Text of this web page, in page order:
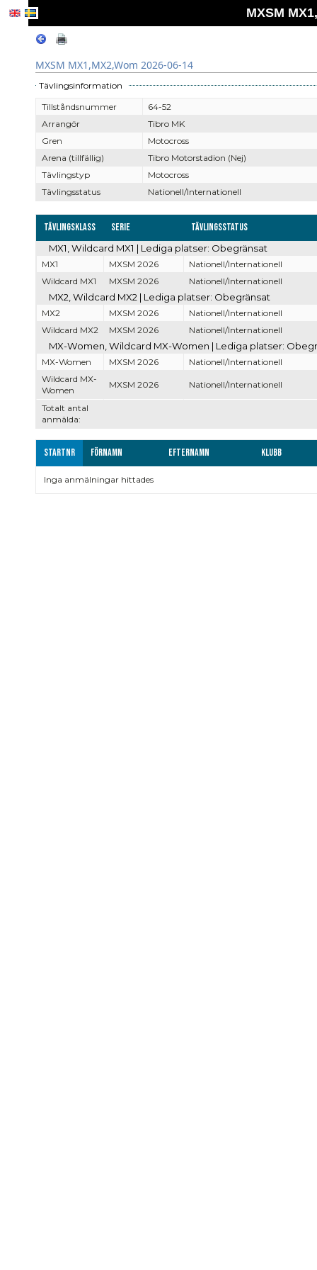
MXSM
MXSM MX1,MX2,Wom 2026-06-14
Tävlingsinformation
Tillståndsnummer
64-52
Arrangör
Tibro MK
Gren
Motocross
Arena (tillfällig)
Tibro Motorstadion (Nej)
Tävlingstyp
Motocross
Tävlingsstatus
Nationell/Internationell
Tävlingsklass Serie Tävlingsstatus
Totalt antal
anmälda:
MX1, Wildcard MX1 | Lediga platser: Obegränsat
MX1 MXSM 2026
Nationell/Internationell
Wildcard MX1
MXSM 2026 Nationell/Internationell
MX2, Wildcard MX2 | Lediga platser: Obegränsat
MX2 MXSM 2026
Nationell/Internationell
Wildcard MX2
MXSM 2026 Nationell/Internationell
MX-Women, Wildcard MX-Women | Lediga platser:
MX-Women MXSM 2026
Nationell/Internationell
Wildcard MX-
Women
MXSM 2026 Nationell/Internationell
Startnr Förnamn Efternamn Klubb
Inga anmälningar hittades